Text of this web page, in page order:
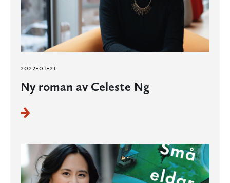
2022-01-21
Ny roman av Celeste Ng